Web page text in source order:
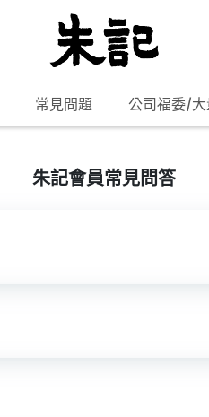
常見問題 公司福委/
朱記會員常見問答